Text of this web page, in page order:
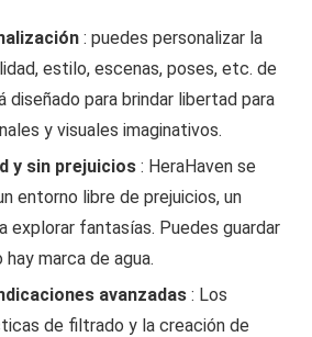
: puedes personalizar la
estilo, escenas, poses, etc. de
diseñado para brindar libertad para
y visuales imaginativos.
y sin prejuicios : HeraHaven se
entorno libre de prejuicios, un
explorar fantasías. Puedes guardar
marca de agua.
avanzadas : Los
de filtrado y la creación de